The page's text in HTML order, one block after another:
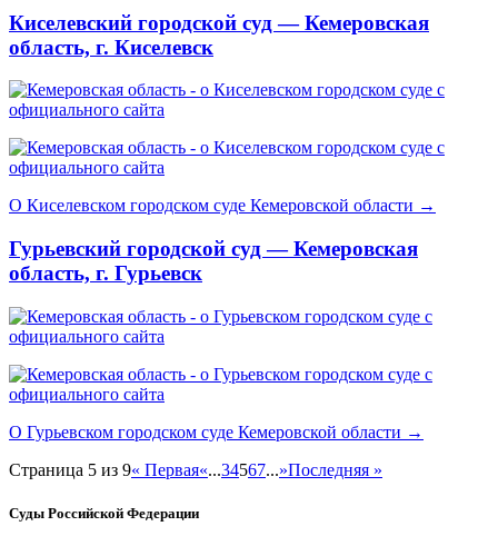
Киселевский городской суд — Кемеровская
область, г. Киселевск
О Киселевском городском суде Кемеровской области →
Гурьевский городской суд — Кемеровская
область, г. Гурьевск
О Гурьевском городском суде Кемеровской области →
Страница 5 из 9« Первая«...34567...»Последняя »
Суды Российской Федерации